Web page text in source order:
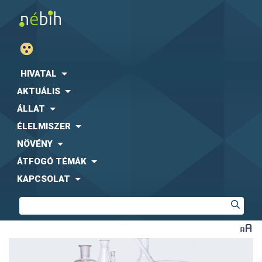
HIVATAL
AKTUÁLIS
ÁLLAT
ÉLELMISZER
NÖVÉNY
ÁTFOGÓ TÉMÁK
KAPCSOLAT